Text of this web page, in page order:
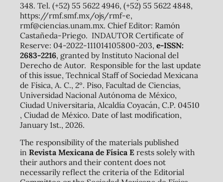
348. Tel. (+52) 55 5622 4946, (+52) 55 5622 4848,
https://rmf.smf.mx/ojs/rmf-e,
rmf@ciencias.unam.mx. Chief Editor: Ramón
Castañeda-Priego. INDAUTOR Certificate of
Reserve: 04-2022-111014105800-203, e-ISSN:
2683-2216, granted by Instituto Nacional del
Derecho de Autor. Responsible for the last update
of this issue, Technical Staff of Sociedad Mexicana
de Física, A. C., 2º. Piso, Facultad de Ciencias,
Universidad Nacional Autónoma de México,
Ciudad Universitaria, Alcaldía Coyacán, C.P. 04510
, Ciudad de México. Date of last modification,
January 1st., 2026.
The responsibility of the materials published
in Revista Mexicana de Física Erests solely with
their authors and their content does not
necessarily reflect the criteria of the Editorial